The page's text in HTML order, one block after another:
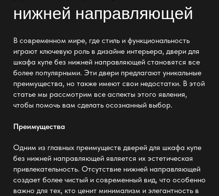
нижней направляющей
В современном мире, где стиль и функциональность
играют ключевую роль в дизайне интерьера, двери для
шкафа купе без нижней направляющейстановятся все
более популярными. Эти двери предлагают уникальные
преимущества, но также имеют свои недостатки. В этой
статье мы рассмотрим все аспекты этого явления,
чтобы помочь вам сделать осознанный выбор.
Преимущества
Одним из главных преимуществ дверей для шкафа купе
без нижней направляющейявляется их эстетическая
привлекательность. Отсутствие нижней направляющей
создает более чистый и современный вид, что особенно
важно для тех, кто ценит минимализм и элегантность в